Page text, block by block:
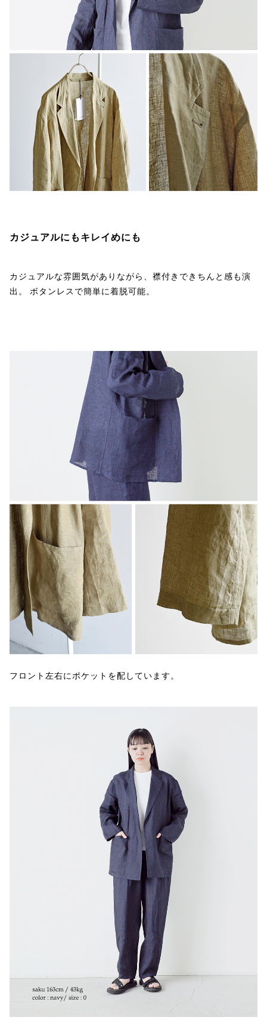
カジュアルにもキレイめにも
カジュアルな雰囲気がありながら、襟付きできちんと感も演
出。 ボタンレスで簡単に着脱可能。
フロント左右にポケットを配しています。